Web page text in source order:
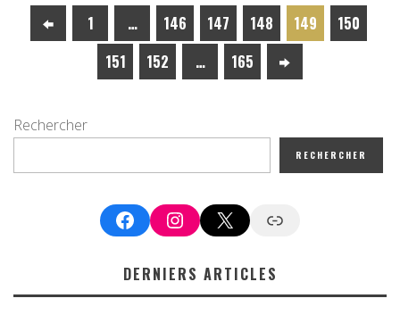
1 … 146 147 148 149
150
151
152 … 165
Rechercher
RECHERCHER
FacebookInstagram
X Google News
DERNIERS ARTICLES